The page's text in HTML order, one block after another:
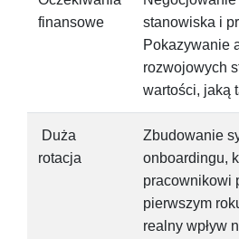
finansowe
stanowiska i
Pokazywanie
rozwojowych
wartości, jaką
Duża
rotacja
Zbudowanie
onboardingu,
pracownikowi
pierwszym
realny wpływ